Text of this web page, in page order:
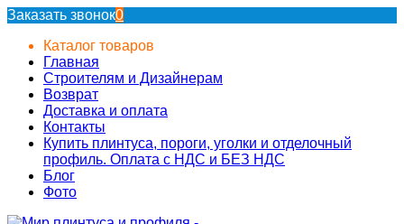
Заказать звонок0
Каталог товаров
Главная
Строителям и Дизайнерам
Возврат
Доставка и оплата
Контакты
Купить плинтуса, пороги, уголки и отделочный
профиль. Оплата с НДС и БЕЗ НДС
Блог
Фото